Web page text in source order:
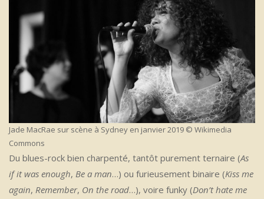
Jade MacRae sur scène à Sydney en janvier 2019 © Wikimedia
Commons
Du blues-rock bien charpenté, tantôt purement ternaire (As
if it was enough, Be a man…) ou furieusement binaire (Kiss me
again, Remember, On the road…), voire funky (Don’t hate me